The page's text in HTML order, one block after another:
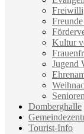
Kultur
Jugend
Domberghalle
Tourist-Info